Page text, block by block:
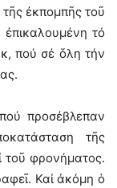
ἐκπομπῆς τοῦ
ἐπικαλουμένη τό
πού σέ ὅλη τήν
προσέβλεπαν
τῆς
τοῦ φρονήματος.
Καί ἀκόμη ὁ